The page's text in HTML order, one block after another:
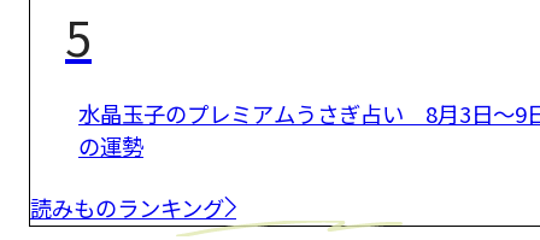
5
水晶玉子のプレミアムうさぎ占い 8月3日～9
の運勢
読みものランキング